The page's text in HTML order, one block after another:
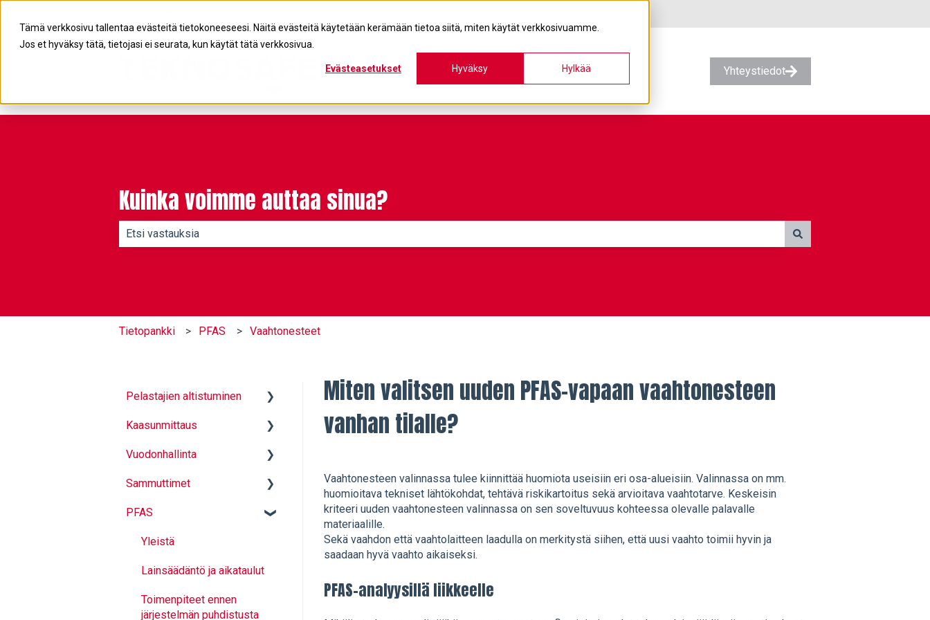
Tämä verkkosivu tallentaa evästeitä tietokoneeseesi. Näitä evästeitä käytetään kerämään tietoa siitä, miten käytät verkkosivuamme.
Jos et hyväksy tätä, tietojasi ei seurata, kun käytät tätä verkkosivua.
Evästeasetukset Hyväksy Hylkää Yhteystiedot
Kuinka voimme auttaa sinua?
Tietopankki PFAS Vaahtonesteet
Miten valitsen uuden PFAS-vapaan vaahtonesteen
vanhan tilalle?
Vaahtonesteen valinnassa tulee kiinnittää huomiota useisiin eri osa-alueisiin. Valinnassa on mm.
huomioitava tekniset lähtökohdat, tehtävä riskikartoitus sekä arvioitava vaahtotarve. Keskeisin
kriteeri uuden vaahtonesteen valinnassa on sen soveltuvuus kohteessa olevalle palavalle
materiaalille.
Sekä vaahdon että vaahtolaitteen laadulla on merkitystä siihen, että uusi vaahto toimii hyvin ja
saadaan hyvä vaahto aikaiseksi.
PFAS-analyysillä liikkeelle
Pelastajien altistuminen
Hiukkassuojaavat alusasut
Kapselointikassit
Varusteiden puhdistus -
Kaasunmittaus
Mittauksen perusteet
Mittaus
Käyttö ja turvallinen
Vuodonhallinta
Sulkutulpat
Sammuttimet
Sammutintyyppit ja yleistä
Paloluokat
Teholuokat
Tarkastus ja huolto
PFAS
Yleistä
Lainsäädäntö ja aikataulut
Toimenpiteet ennen
järjestelmän puhdistusta